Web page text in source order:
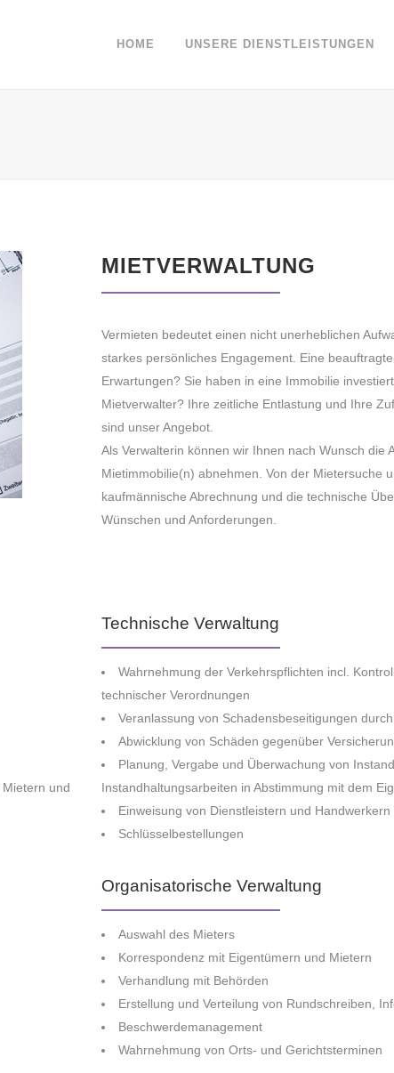
HOME UNSERE DIENSTLEISTUNGEN
MIETVERWALTUNG
Vermieten bedeutet einen nicht unerheblichen
starkes persönliches Engagement. Eine
Erwartungen? Sie haben in eine Immobilie
Mietverwalter? Ihre zeitliche Entlastung und Ihre
sind unser Angebot.
Als Verwalterin können wir Ihnen nach Wunsch die
Mietimmobilie(n) abnehmen. Von der Mietersuche
kaufmännische Abrechnung und die technische
Wünschen und Anforderungen.
und
Technische Verwaltung
Wahrnehmung der Verkehrspflichten incl.
technischer Verordnungen
Veranlassung von Schadensbeseitigungen
Abwicklung von Schäden gegenüber
Planung, Vergabe und Überwachung von
Instandhaltungsarbeiten in Abstimmung mit dem
Einweisung von Dienstleistern und Handwerkern
Schlüsselbestellungen
Organisatorische Verwaltung
Auswahl des Mieters
Korrespondenz mit Eigentümern und Mietern
Verhandlung mit Behörden
Erstellung und Verteilung von Rundschreiben,
Beschwerdemanagement
Wahrnehmung von Orts- und Gerichtsterminen